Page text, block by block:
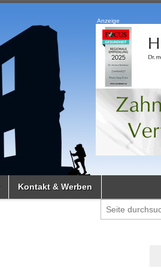
Anzeige
Kontakt & Werben